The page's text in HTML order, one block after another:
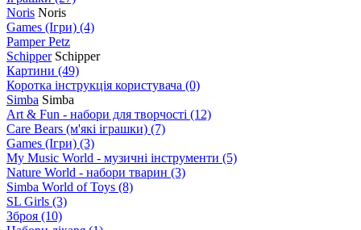
Noris Noris
Games (Ігри) (4)
Pamper Petz
Schipper Schipper
Картини (49)
Коротка інструкція користувача (0)
Simba Simba
Art & Fun - набори для творчості (12)
Care Bears (м'які іграшки) (7)
Games (Ігри) (3)
My Music World - музичні інструменти (5)
Nature World - набори тварин (3)
Simba World of Toys (8)
SL Girls (3)
Зброя (10)